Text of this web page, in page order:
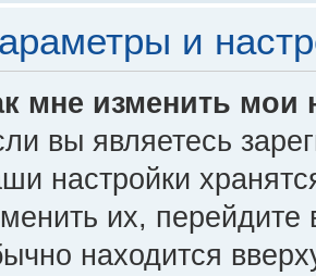
и
мне изменить мои
вы являетесь
настройки
их, перейдите
находится